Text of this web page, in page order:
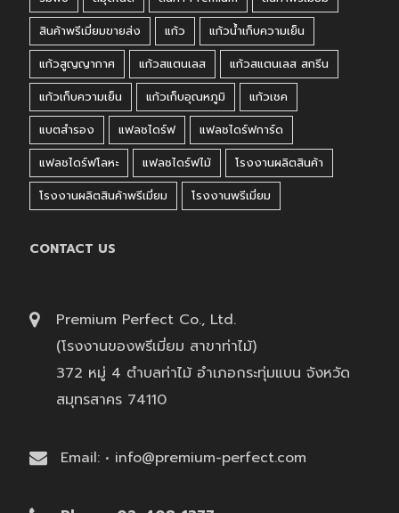
สินค้าพรีเมี่ยมขายส่ง
แก้ว
แก้วน้ำเก็บความเย็น
แก้วสูญญากาศ
แก้วสแตนเลส
แก้วสแตนเลส สกรีน
แก้วเก็บความเย็น
แก้วเก็บอุณหภูมิ
แก้วเชค
แบตสำรอง
แฟลชไดร์ฟ
แฟลชไดร์ฟการ์ด
แฟลชไดร์ฟโลหะ
แฟลชไดร์ฟไม้
โรงงานผลิตสินค้า
โรงงานผลิตสินค้าพรีเมี่ยม
โรงงานพรีเมี่ยม
CONTACT US
Premium Perfect Co., Ltd.
(โรงงานของพรีเมี่ยม สาขาท่าไม้)
372 หมู่ 4 ตำบลท่าไม้ อำเภอกระทุ่มแบน จังหวัด
สมุทรสาคร 74110
Email: • info@premium-perfect.com